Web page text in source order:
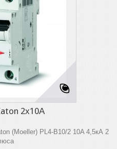
2х10А
(Moeller) PL4-B10/2 10A 4,5кА 2